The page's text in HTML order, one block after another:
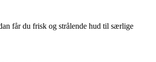
får du frisk og strålende hud til særlige